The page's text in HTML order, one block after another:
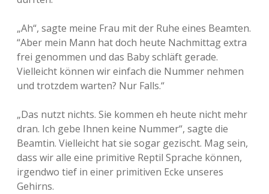
„Ah“, sagte meine Frau mit der Ruhe eines Beamten.
“Aber mein Mann hat doch heute Nachmittag extra
frei genommen und das Baby schläft gerade.
Vielleicht können wir einfach die Nummer nehmen
und trotzdem warten? Nur Falls.“
„Das nutzt nichts. Sie kommen eh heute nicht mehr
dran. Ich gebe Ihnen keine Nummer“, sagte die
Beamtin. Vielleicht hat sie sogar gezischt. Mag sein,
dass wir alle eine primitive Reptil Sprache können,
irgendwo tief in einer primitiven Ecke unseres
Gehirns.